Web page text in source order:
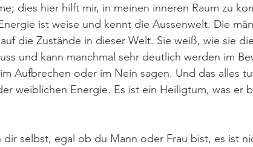
dies hier hilft mir, in meinen inneren Raum zu
ist weise und kennt die Aussenwelt. Die
die Zustände in dieser Welt. Sie weiß, wie sie die
und kann manchmal sehr deutlich werden im
Aufbrechen oder im Nein sagen. Und das alles
weiblichen Energie. Es ist ein Heiligtum, was er
dir selbst, egal ob du Mann oder Frau bist, es ist